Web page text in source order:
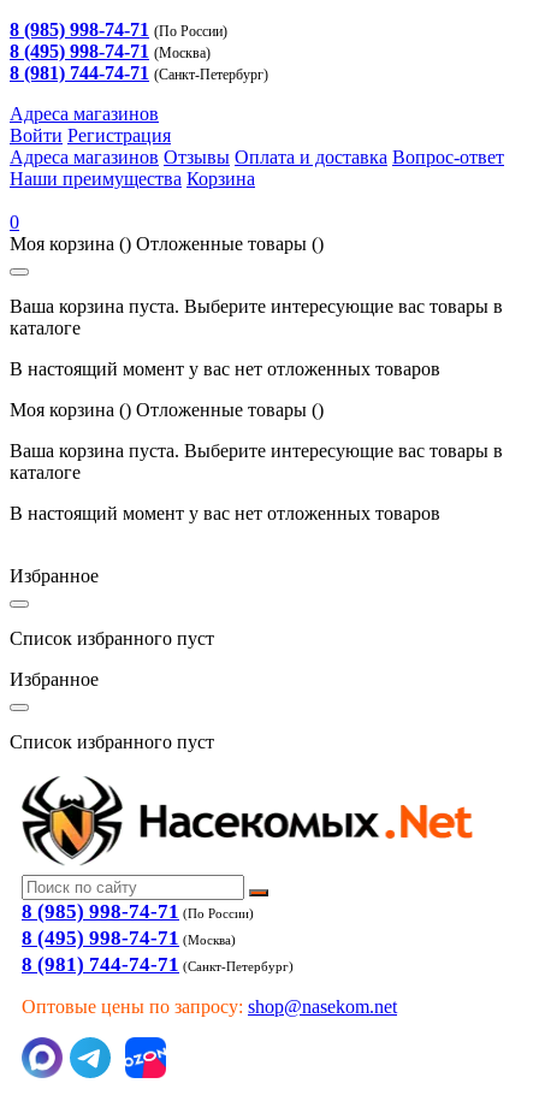
8 (985) 998-74-71 (По России)
8 (495) 998-74-71 (Москва)
8 (981) 744-74-71 (Санкт-Петербург)
Адреса магазинов
Войти Регистрация
Адреса магазинов Отзывы Оплата и доставка Вопрос-ответ
Наши преимущества Корзина
0
Моя корзина () Отложенные товары ()
Ваша корзина пуста. Выберите интересующие вас товары в
каталоге
В настоящий момент у вас нет отложенных товаров
Моя корзина () Отложенные товары ()
Ваша корзина пуста. Выберите интересующие вас товары в
каталоге
В настоящий момент у вас нет отложенных товаров
Избранное
Список избранного пуст
Избранное
Список избранного пуст
8 (985) 998-74-71 (По России)
8 (495) 998-74-71 (Москва)
8 (981) 744-74-71 (Санкт-Петербург)
Оптовые цены по запросу: shop@nasekom.net